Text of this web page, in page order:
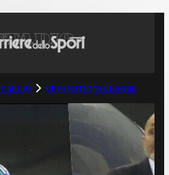
CALCIO UEFA NATIONS LEAGUE